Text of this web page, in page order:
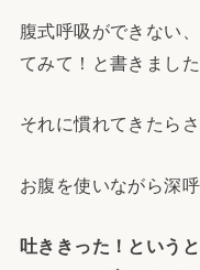
腹式呼吸ができない
てみて！と書きました
それに慣れてきたらさ
お腹を使いながら深
吐ききった！という